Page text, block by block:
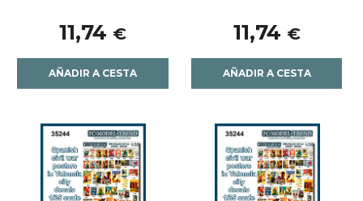
11,74 €
AÑADIR A CESTA
11,74 €
AÑADIR A CESTA